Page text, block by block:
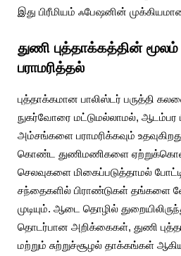
இது பிரீமியம் ஃபேஷனின்
துணி புத்தாக்கத்தின்
பராமரித்தல்
புத்தாக்கமான பாலிஸ்டர் பருத்தி
நுகர்வோரை மட்டுமல்லாமல், ஆடம்பர
அம்சங்களை பராமரிக்கவும்
கொண்ட துணிமணிகளை
செலவுகளை மிகைப்படுத்தாமல்
சந்தைகளில் பிராண்டுகள் தங்களை
முடியும். ஆடை தொழில்
தொடர்பான அறிக்கைகள், துணி
மற்றும் சுற்றுச்சூழல் தாக்கங்கள்